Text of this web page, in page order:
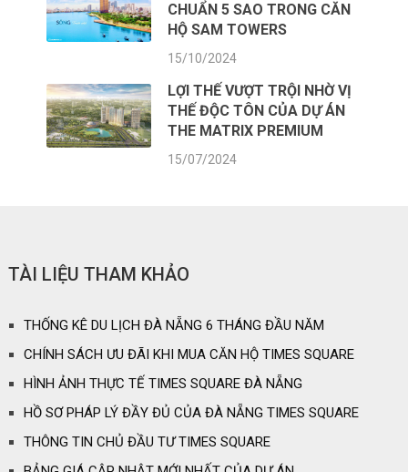
CHUẨN 5 SAO TRONG CĂN
HỘ SAM TOWERS
15/10/2024
LỢI THẾ VƯỢT TRỘI NHỜ VỊ
THẾ ĐỘC TÔN CỦA DỰ ÁN
THE MATRIX PREMIUM
15/07/2024
TÀI LIỆU THAM KHẢO
THỐNG KÊ DU LỊCH ĐÀ NẴNG 6 THÁNG ĐẦU NĂM
CHÍNH SÁCH ƯU ĐÃI KHI MUA CĂN HỘ TIMES SQUARE
HÌNH ẢNH THỰC TẾ TIMES SQUARE ĐÀ NẴNG
HỒ SƠ PHÁP LÝ ĐẦY ĐỦ CỦA ĐÀ NẴNG TIMES SQUARE
THÔNG TIN CHỦ ĐẦU TƯ TIMES SQUARE